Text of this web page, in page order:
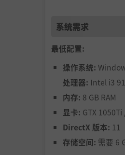
系统需求
最低配置:
操作系统:
处理器: Intel i3
内存: 8 GB RAM
显卡: GTX 1050Ti
DirectX 版本: 11
存储空间: 需要 6